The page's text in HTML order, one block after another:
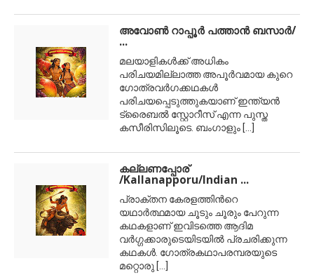
അവോണ്‍ റാപ്പൂര്‍ പത്താന്‍ ബസാര്‍/
...
മലയാളികള്‍ക്ക് അധികം
പരിചയമില്ലാത്ത അപൂര്‍വമായ കുറെ
ഗോത്രവര്‍ഗക്കഥകള്‍
പരിചയപ്പെടുത്തുകയാണ് ഇന്ത്യന്‍
ട്രൈബല്‍ സ്റ്റോറീസ് എന്ന പുസ്ത
കസീരിസിലൂടെ. ബംഗാളും [...]
കല്ലണപ്പോര്
/Kallanapporu/Indian ...
പ്രാക്തന കേരളത്തിന്‍റെ
യഥാര്‍ത്ഥമായ ചൂടും ചൂരും പേറുന്ന
കഥകളാണ് ഇവിടത്തെ ആദിമ
വര്‍ഗ്ഗക്കാരുടെയിടയില്‍ പ്രചരിക്കുന്ന
കഥകള്‍. ഗോത്രകഥാപരമ്പരയുടെ
മറ്റൊരു [...]